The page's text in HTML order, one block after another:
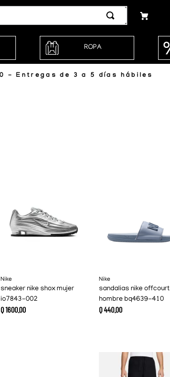
ROPA
- Entregas de 3 a 5 días hábiles
Nike
sneaker nike shox mujer
io7843-002
Q160000
Nike
sandalias nike offcourt
hombre bq4639-410
Q44000